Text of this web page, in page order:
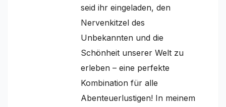
seid ihr eingeladen, den
Nervenkitzel des
Unbekannten und die
Schönheit unserer Welt zu
erleben – eine perfekte
Kombination für alle
Abenteuerlustigen! In meinem